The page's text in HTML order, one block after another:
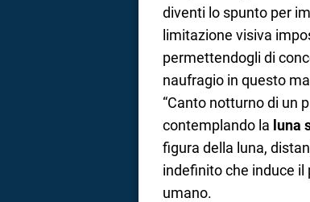
diventi lo spunto per
limitazione visiva
permettendogli di
naufragio in questo
“Canto notturno di un
contemplando la luna
figura della luna,
indefinito che induce il
umano.